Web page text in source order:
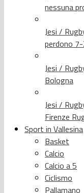
nessuna
Jesi /
perdono
Jesi /
Bologna
Jesi /
Firenze
Sport in Vallesina
Basket
Calcio
Calcio a 5
Ciclismo
Pallamano